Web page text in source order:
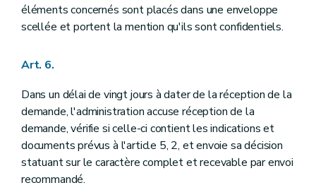
éléments concernés sont placés dans une enveloppe
scellée et portent la mention qu'ils sont confidentiels.
Art. 6.
Dans un délai de vingt jours à dater de la réception de la
demande, l'administration accuse réception de la
demande, vérifie si celle-ci contient les indications et
documents prévus à l'article 5, 2, et envoie sa décision
statuant sur le caractère complet et recevable par envoi
recommandé.